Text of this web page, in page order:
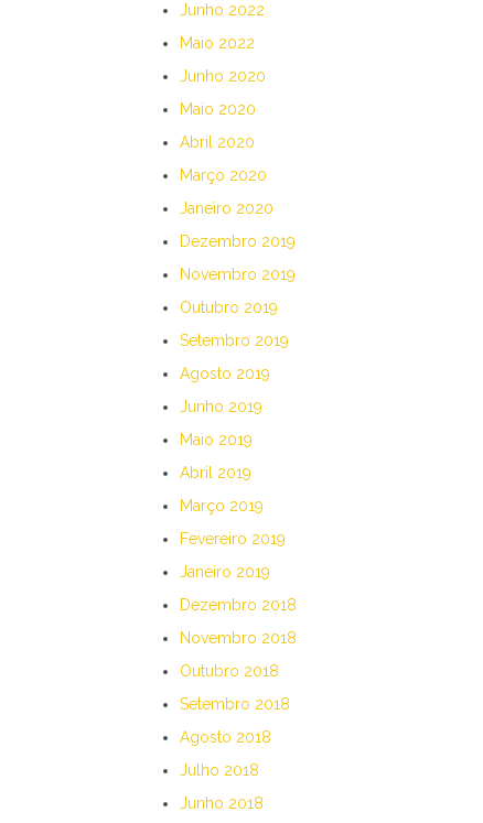
Junho 2022
Maio 2022
Junho 2020
Maio 2020
Abril 2020
Março 2020
Janeiro 2020
Dezembro 2019
Novembro 2019
Outubro 2019
Setembro 2019
Agosto 2019
Junho 2019
Maio 2019
Abril 2019
Março 2019
Fevereiro 2019
Janeiro 2019
Dezembro 2018
Novembro 2018
Outubro 2018
Setembro 2018
Agosto 2018
Julho 2018
Junho 2018